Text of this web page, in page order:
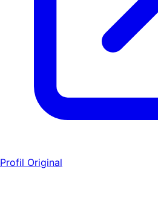
Profil Original